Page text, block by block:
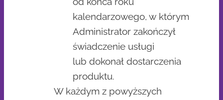
kalendarzowego, w którym
Administrator zakończył
świadczenie usługi
lub dokonał dostarczenia
produktu.
W każdym z powyższych